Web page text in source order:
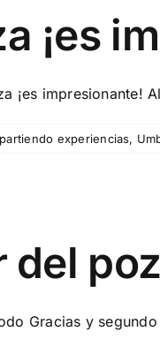
¡es
¡es impresionante!
experiencias,
del
Gracias y